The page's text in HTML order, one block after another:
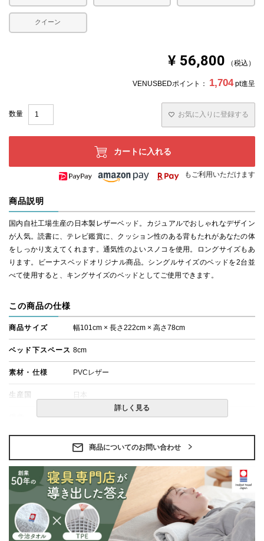
クイーン
¥ 56,800 税込
VENUSBEDポイント： 1,704 pt進呈
お気に入りに登録する
カートに入れる
もご利用いただけます
商品説明
国内自社工場生産の日本製レザーベッド。カジュアルでおしゃれなデザイン
が人気。読書に、テレビ鑑賞に、クッション性のある背もたれがあなたの体
をしっかり支えてくれます。通気性のよいスノコを使用。ロングサイズもあ
ります。ビーナスベッドオリジナル商品。シングルサイズのベッドを2台並
べて使用すると、キングサイズのベッドとしてご使用できます。
この商品の仕様
商品サイズ 幅101cm × 長さ222cm × 高さ78cm
ベッド下スペース 8cm
素材・仕様 PVCレザー
生産国 日本
・組立設置無料！
・価格はベッドフレームのみの金額です。
・配送日指定OK！
が発生する場合がございます。また発送予定も変更にな
る場合があります。
※できる限り実際の色を再現するよう心がけております
が、閲覧環境により誤差がでる場合がございますのでご
了承ください。
詳しく見る
商品についてのお問い合わせ